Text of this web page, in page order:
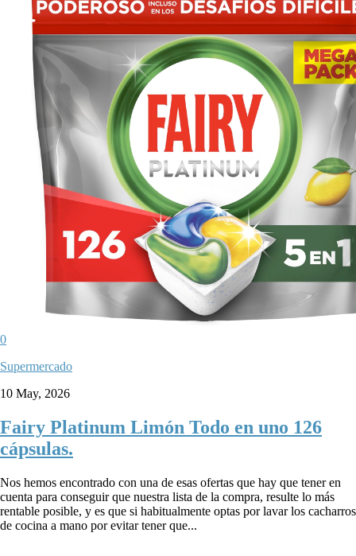
0
Supermercado
10 May, 2026
Fairy Platinum Limón Todo en uno 126
cápsulas.
Nos hemos encontrado con una de esas ofertas que hay que tener en
cuenta para conseguir que nuestra lista de la compra, resulte lo más
rentable posible, y es que si habitualmente optas por lavar los cacharros
de cocina a mano por evitar tener que...